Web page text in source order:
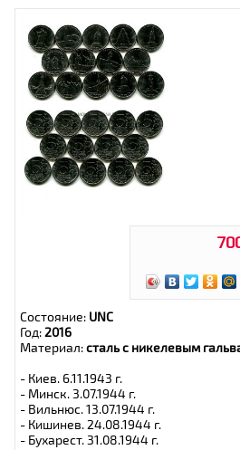
Состояние: UNC
Год:2016
Материал:сталь с никелевым
- Киев. 6.11.1943 г.
- Минск. 3.07.1944 г.
- Вильнюс. 13.07.1944 г.
- Кишинев. 24.08.1944 г.
- Бухарест. 31.08.1944 г.